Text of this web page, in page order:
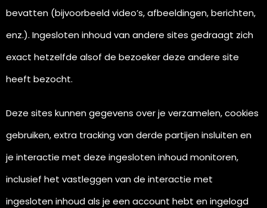
bevatten (bijvoorbeeld video’s, afbeeldingen, berichten,
enz.). Ingesloten inhoud van andere sites gedraagt zich
exact hetzelfde alsof de bezoeker deze andere site
heeft bezocht.
Deze sites kunnen gegevens over je verzamelen, cookies
gebruiken, extra tracking van derde partijen insluiten en
je interactie met deze ingesloten inhoud monitoren,
inclusief het vastleggen van de interactie met
ingesloten inhoud als je een account hebt en ingelogd